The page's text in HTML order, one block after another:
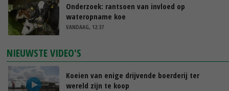
Onderzoek: rantsoen van invloed op
wateropname koe
VANDAAG, 12:37
NIEUWSTE VIDEO'S
Koeien van enige drijvende boerderij ter
wereld zijn te koop